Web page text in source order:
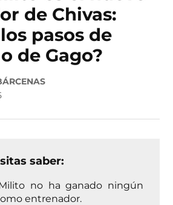
de Chivas:
pasos de
de Gago?
saber:
no ha ganado ningún
entrenador.